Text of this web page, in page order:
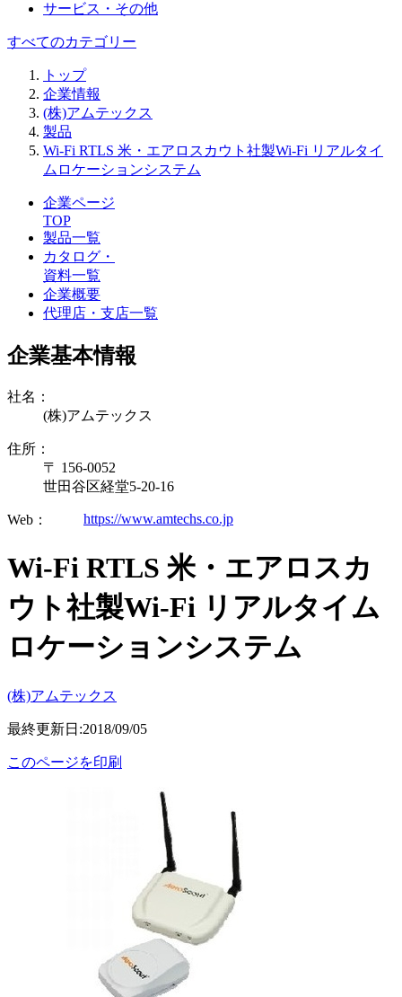
サービス・その他
すべてのカテゴリー
トップ
企業情報
(株)アムテックス
製品
Wi-Fi RTLS 米・エアロスカウト社製Wi-Fi リアルタイ
ムロケーションシステム
企業ページ
TOP
製品一覧
カタログ・
資料一覧
企業概要
代理店・支店一覧
企業基本情報
社名：
(株)アムテックス
住所：
〒 156-0052
世田谷区経堂5-20-16
Web： https://www.amtechs.co.jp
Wi-Fi RTLS 米・エアロスカ
ウト社製Wi-Fi リアルタイム
ロケーションシステム
(株)アムテックス
最終更新日:2018/09/05
このページを印刷